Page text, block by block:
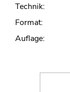
Technik:
Format:
Auflage: